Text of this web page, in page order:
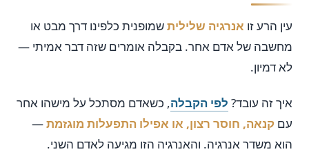
עין הרע זו אנרגיה שליליתשמופנית כלפינו דרך מבט או
מחשבה של אדם אחר. בקבלה אומרים שזה דבר אמיתי —
לא דמיון.
איך זה עובד? לפי הקבלה, כשאדם מסתכל על מישהו אחר
עם קנאה, חוסר רצון, או אפילו התפעלות מוגזמת—
הוא משדר אנרגיה. והאנרגיה הזו מגיעה לאדם השני.